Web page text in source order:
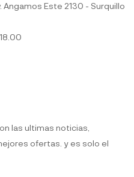
Angamos Este 2130 - Surquillo
las ultimas noticias,
ofertas. y es solo el